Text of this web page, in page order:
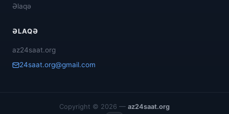
Əlaqə
ƏLAQƏ
az24saat.org
24saat.org@gmail.com
Copyright © 2026 — az24saat.org